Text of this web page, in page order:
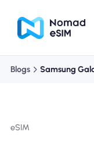
Blogs
eSIM